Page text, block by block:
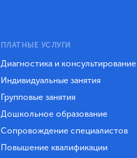
ПЛАТНЫЕ УСЛУГИ
Диагностика и консультирование
Индивидуальные занятия
Групповые занятия
Дошкольное образование
Сопровождение специалистов
Повышение квалификации